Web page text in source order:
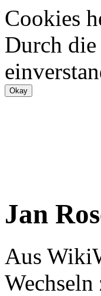
Cookies
Durch
Jan
Aus
Wechseln